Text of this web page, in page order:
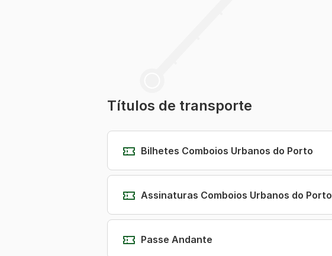
Títulos de transporte
Bilhetes Comboios Urbanos do Porto
Assinaturas Comboios Urbanos do Porto
Passe Andante